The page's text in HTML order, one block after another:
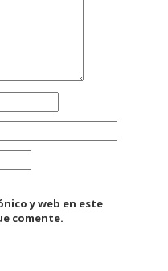
y web en este
comente.